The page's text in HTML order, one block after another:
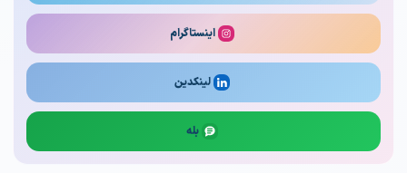
اینستاگرام
لینکدین
بله